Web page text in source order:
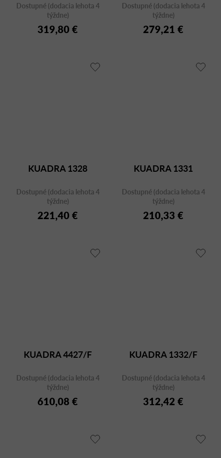
Dostupné (dodacia lehota 4
týždne)
319,80 €
Dostupné (dodacia lehota 4
týždne)
279,21 €
KUADRA 1328
Dostupné (dodacia lehota 4
týždne)
221,40 €
KUADRA 1331
Dostupné (dodacia lehota 4
týždne)
210,33 €
KUADRA 4427/F
Dostupné (dodacia lehota 4
týždne)
610,08 €
KUADRA 1332/F
Dostupné (dodacia lehota 4
týždne)
312,42 €